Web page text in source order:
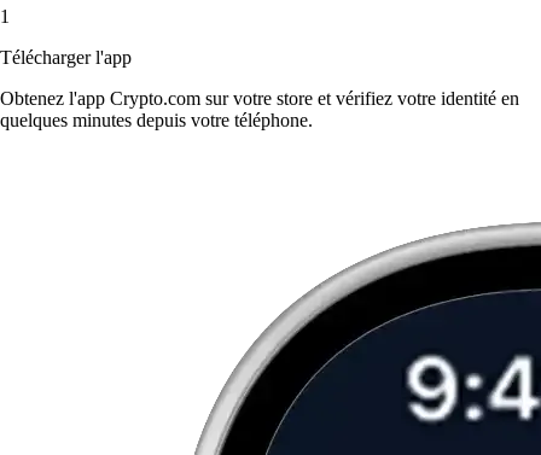
1
Télécharger l'app
Obtenez l'app Crypto.com sur votre store et vérifiez votre identité en
quelques minutes depuis votre téléphone.